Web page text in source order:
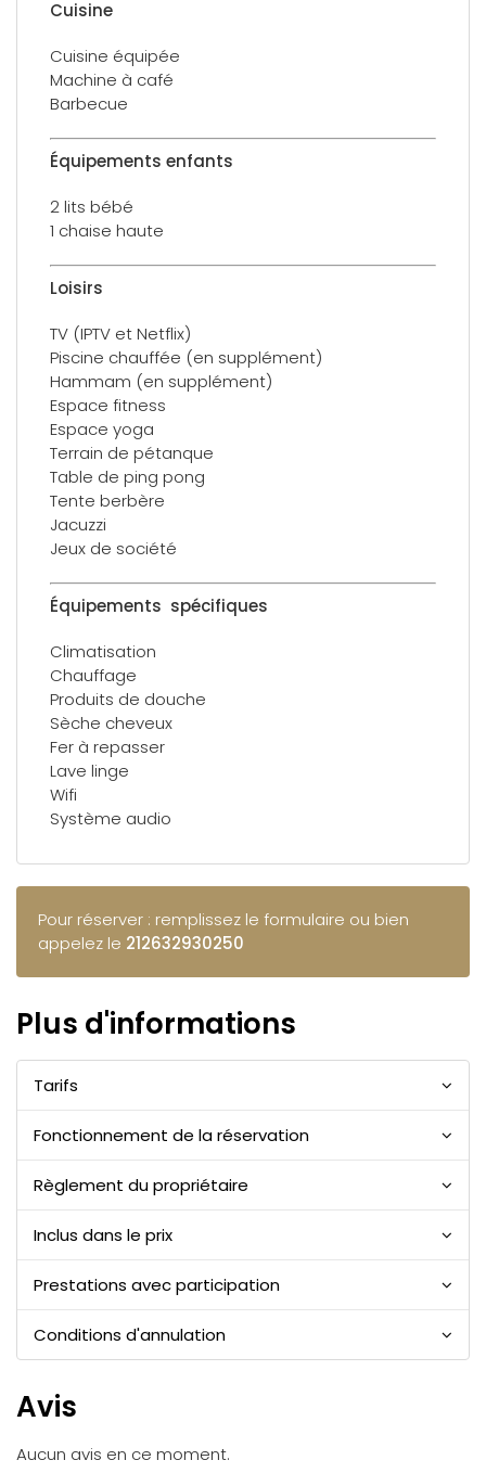
Cuisine
Cuisine équipée
Machine à café
Barbecue
Équipements enfants
2 lits bébé
1 chaise haute
Loisirs
TV (IPTV et Netflix)
Piscine chauffée (en supplément)
Hammam (en supplément)
Espace fitness
Espace yoga
Terrain de pétanque
Table de ping pong
Tente berbère
Jacuzzi
Jeux de société
Équipements spécifiques
Climatisation
Chauffage
Produits de douche
Sèche cheveux
Fer à repasser
Lave linge
Wifi
Système audio
Pour réserver : remplissez le formulaire ou bien
appelez le 212632930250
Plus d'informations
Tarifs
Fonctionnement de la réservation
Règlement du propriétaire
Inclus dans le prix
Prestations avec participation
Conditions d'annulation
Avis
Aucun avis en ce moment.